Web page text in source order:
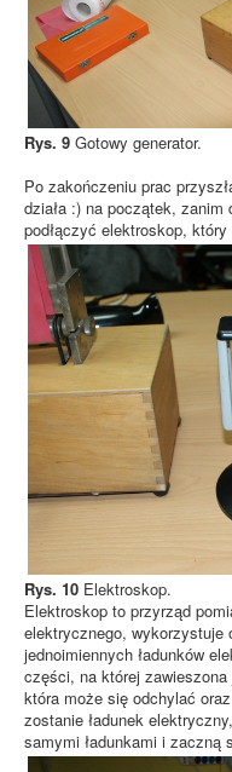
Rys. 9 Gotowy generator.
Po zakończeniu prac
działa :) na początek, zanim
podłączyć elektroskop,
Rys. 10 Elektroskop.
Elektroskop to przyrząd
elektrycznego, wykorzystuje
jednoimiennych ładunków
części, na której
która może się odchylać
zostanie ładunek
samymi ładunkami i zaczną